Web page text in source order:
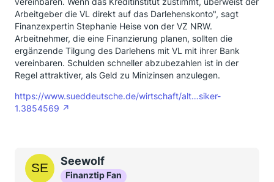
Arbeitgeber die VL direkt auf das Darlehenskonto", sagt
Finanzexpertin Stephanie Heise von der VZ NRW.
Arbeitnehmer, die eine Finanzierung planen, sollten die
ergänzende Tilgung des Darlehens mit VL mit ihrer Bank
vereinbaren. Schulden schneller abzubezahlen ist in der
Regel attraktiver, als Geld zu Minizinsen anzulegen.
https://www.sueddeutsche.de/wirtschaft/alt…siker-
1.3854569
Seewolf
Finanztip Fan